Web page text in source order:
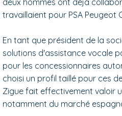
travaillaient pour PSA Peugeot
En tant que président de la
solutions d'assistance vocale
pour les concessionnaires
choisi un profil taillé pour ces
Zigue fait effectivement valoir
notamment du marché